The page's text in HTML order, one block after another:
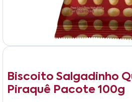
Biscoito Salgadinho
Piraquê Pacote 100g